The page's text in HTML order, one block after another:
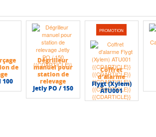
de
100
Dégrilleur
manuel pour
station de
relevage
Jetly PO / 150
PROMOTION
Coffret
d'alarme
Flygt (Xylem)
ATU001